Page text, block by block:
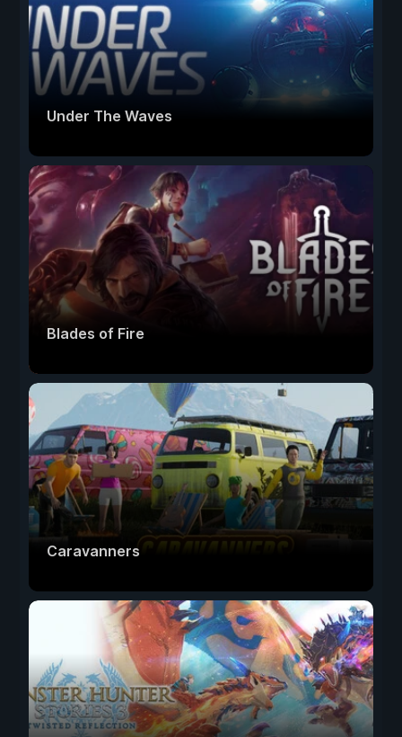
Under The Waves
Blades of Fire
Caravanners